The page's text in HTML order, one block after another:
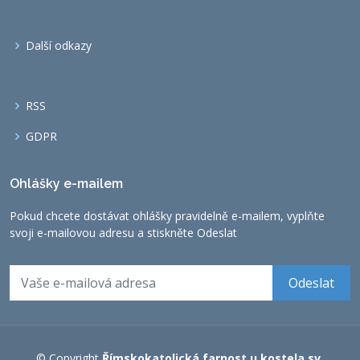
Další odkazy
RSS
GDPR
Ohlášky e-mailem
Pokud chcete dostávat ohlášky pravidelně e-mailem, vyplňte
svoji e-mailovou adresu a stiskněte Odeslat